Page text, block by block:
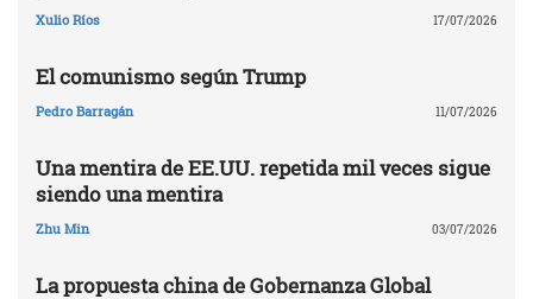
Xulio Ríos 17/07/2026
El comunismo según Trump
Pedro Barragán 11/07/2026
Una mentira de EE.UU. repetida mil veces sigue
siendo una mentira
Zhu Min 03/07/2026
La propuesta china de Gobernanza Global